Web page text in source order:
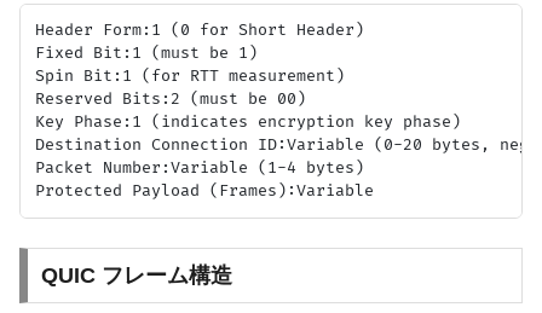
Header Form:1 (0 for Short Header)
Fixed Bit:1 (must be 1)
Spin Bit:1 (for RTT measurement)
Reserved Bits:2 (must be 00)
Key Phase:1 (indicates encryption key phase)
Destination Connection ID:Variable (0-20 bytes,
Packet Number:Variable (1-4 bytes)
QUIC フレーム構造